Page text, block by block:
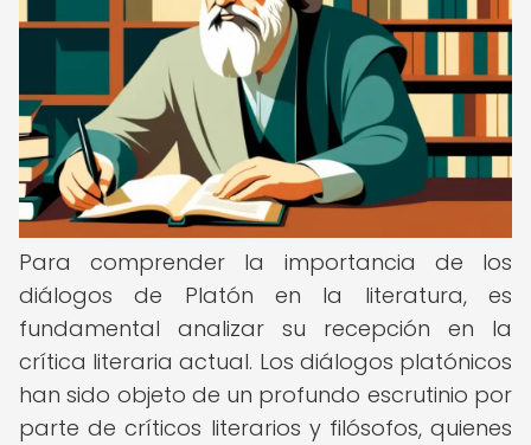
Para comprender la importancia de los
diálogos de Platón en la literatura, es
fundamental analizar su recepción en la
crítica literaria actual. Los diálogos platónicos
han sido objeto de un profundo escrutinio por
parte de críticos literarios y filósofos, quienes